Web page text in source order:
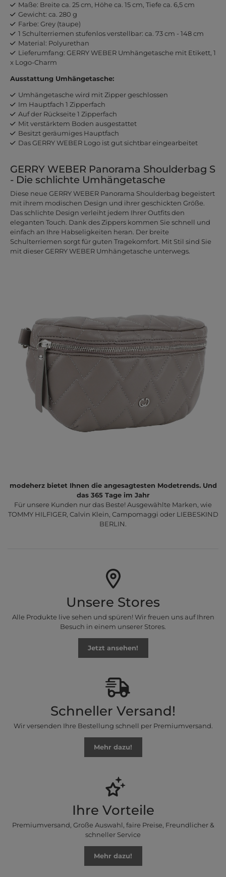
Maße: Breite ca. 25 cm, Höhe ca. 15 cm, Tiefe ca. 6,5 cm
Gewicht: ca. 280 g
Farbe: Grey (taupe)
1 Schulterriemen stufenlos verstellbar: ca. 73 cm - 148 cm
Material: Polyurethan
Lieferumfang: GERRY WEBER Umhängetasche mit Etikett, 1
x Logo-Charm
Ausstattung Umhängetasche:
Umhängetasche wird mit Zipper geschlossen
Im Hauptfach 1 Zipperfach
Auf der Rückseite 1 Zipperfach
Mit verstärktem Boden ausgestattet
Besitzt geräumiges Hauptfach
Das GERRY WEBER Logo ist gut sichtbar eingearbeitet
GERRY WEBER Panorama Shoulderbag S
- Die schlichte Umhängetasche
Diese neue GERRY WEBER Panorama Shoulderbag begeistert
mit ihrem modischen Design und ihrer geschickten Größe.
Das schlichte Design verleiht jedem Ihrer Outfits den
eleganten Touch. Dank des Zippers kommen Sie schnell und
einfach an Ihre Habseligkeiten heran. Der breite
Schulterriemen sorgt für guten Tragekomfort. Mit Stil sind Sie
mit dieser GERRY WEBER Umhängetasche unterwegs.
modeherz bietet Ihnen die angesagtesten Modetrends. Und
das 365 Tage im Jahr
Für unsere Kunden nur das Beste! Ausgewählte Marken, wie
TOMMY HILFIGER, Calvin Klein, Campomaggi oder LIEBESKIND
BERLIN.
Unsere Stores
Alle Produkte live sehen und spüren! Wir freuen uns auf Ihren
Besuch in einem unserer Stores.
Jetzt ansehen!
Schneller Versand!
Wir versenden Ihre Bestellung schnell per Premiumversand.
Mehr dazu!
Ihre Vorteile
Premiumversand, Große Auswahl, faire Preise, Freundlicher &
schneller Service
Mehr dazu!